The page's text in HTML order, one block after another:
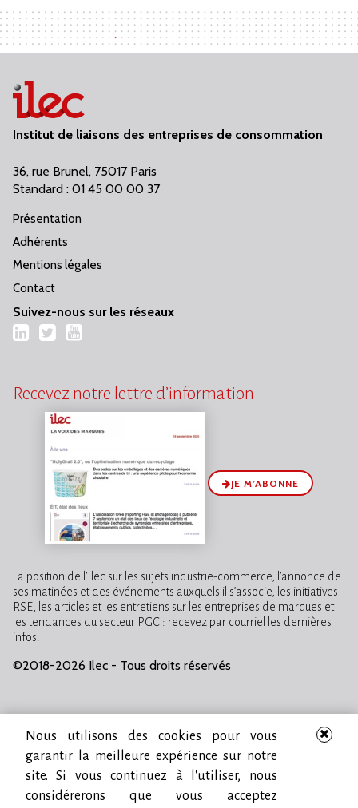
Institut de liaisons des entreprises de consommation
36, rue Brunel, 75017 Paris
Standard : 01 45 00 00 37
Présentation
Adhérents
Mentions légales
Contact
Suivez-nous sur les réseaux
LinkedIn
TwitterYouTube
Recevez notre lettre d’information
JE M’ABONNE
La position de l’Ilec sur les sujets industrie-commerce, l’annonce de
ses matinées et des événements auxquels il s’associe, les initiatives
RSE, les articles et les entretiens sur les entreprises de marques et
les tendances du secteur PGC : recevez par courriel les dernières
infos.
©2018-2026 Ilec - Tous droits réservés
Nous utilisons des cookies pour vous
garantir la meilleure expérience sur notre
site. Si vous continuez à l'utiliser, nous
considérerons que vous acceptez